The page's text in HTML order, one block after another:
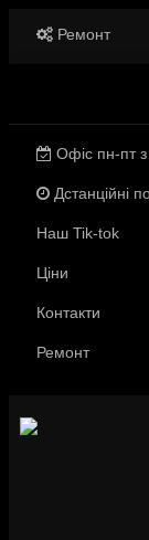
Ремонт
Офіс пн-пт
Дстанційні
Наш Tik-tok
Ціни
Контакти
Ремонт